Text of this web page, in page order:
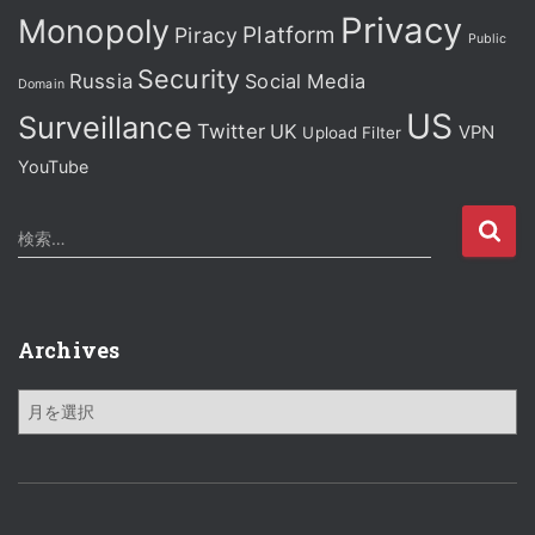
Monopoly Piracy Platform Privacy Public
Domain Russia Security Social Media
Surveillance Twitter UK Upload Filter US VPN
YouTube
検
索
検索…
Archives
h